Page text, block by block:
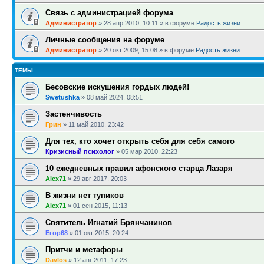
Связь с администрацией форума
Администратор » 28 апр 2010, 10:11 » в форуме Радость жизни
Личные сообщения на форуме
Администратор » 20 окт 2009, 15:08 » в форуме Радость жизни
ТЕМЫ
Бесовские искушения гордых людей!
Swetushka » 08 май 2024, 08:51
Застенчивость
Грин » 11 май 2010, 23:42
Для тех, кто хочет открыть себя для себя самого
Кризисный психолог » 05 мар 2010, 22:23
10 ежедневных правил афонского старца Лазаря
Alex71 » 29 авг 2017, 20:03
В жизни нет тупиков
Alex71 » 01 сен 2015, 11:13
Святитель Игнатий Брянчанинов
Егор68 » 01 окт 2015, 20:24
Притчи и метафоры
Davlos » 12 авг 2011, 17:23